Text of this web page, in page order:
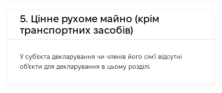
5. Цінне рухоме майно (крім
транспортних засобів)
У суб'єкта декларування чи членів його сім'ї відсутні
об'єкти для декларування в цьому розділі.